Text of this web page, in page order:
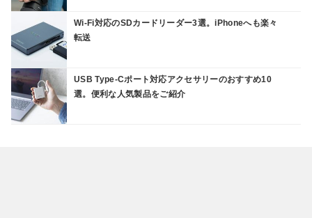
Wi-Fi対応のSDカードリーダー3選。iPhoneへも楽々
転送
USB Type-Cポート対応アクセサリーのおすすめ10
選。便利な人気製品をご紹介